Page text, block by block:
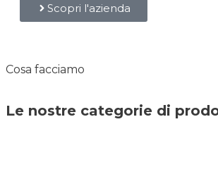
Scopri l'azienda
Cosa facciamo
Le nostre categorie di